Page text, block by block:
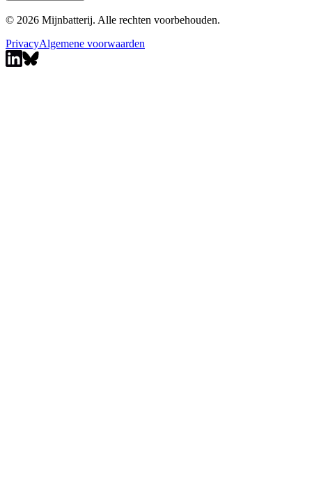
© 2026 Mijnbatterij. Alle rechten voorbehouden.
PrivacyAlgemene voorwaarden